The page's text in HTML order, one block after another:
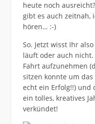
heute noch
gibt es auch zeitnah,
hören… :-)
So. Jetzt wisst Ihr
läuft oder auch
Fahrt aufzunehmen
sitzen konnte um
echt ein Erfolg!!) und
ein tolles, kreatives
verkündet!